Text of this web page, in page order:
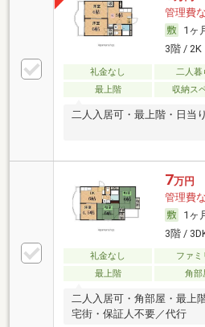
管理費
1ヶ
3階 / 2K
礼金なし 二人暮
最上階
収納ス
二人入居可・最上階・日当
7万円
管理費
1ヶ
3階 /
礼金なし ファミ
最上階
角部
二人入居可・角部屋・最上
宅街・保証人不要／代行